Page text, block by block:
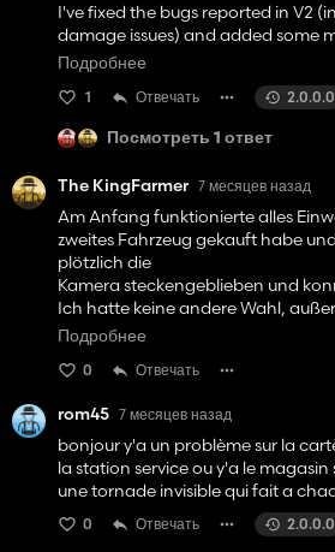
I've fixed the bugs reported in V2
damage issues) and added some
I'm currently stress-testing
What to expect in V3:
size. A storm on a huge 16x map
destruction radius than one on a
Smarter Physics: Improved
borders.
Back to testing—release coming
Подробнее
1 Отвечать 2.0.0.0
Посмотреть 1 ответ
The KingFarmer 7 месяцев назад
Am Anfang funktionierte alles
zweites Fahrzeug gekauft habe
plötzlich die
Kamera steckengeblieben und
Ich hatte keine andere Wahl,
ausschalten ohne
Подробнее
0 Отвечать
rom45 7 месяцев назад
bonjour y'a un problème sur la
la station service ou y'a le
une tornade invisible qui fait a
0 Отвечать 2.0.0.0